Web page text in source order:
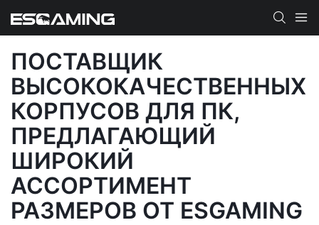
ПОСТАВЩИК
ВЫСОКОКАЧЕСТВЕННЫХ
КОРПУСОВ ДЛЯ ПК,
ПРЕДЛАГАЮЩИЙ
ШИРОКИЙ
АССОРТИМЕНТ
РАЗМЕРОВ ОТ ESGAMING